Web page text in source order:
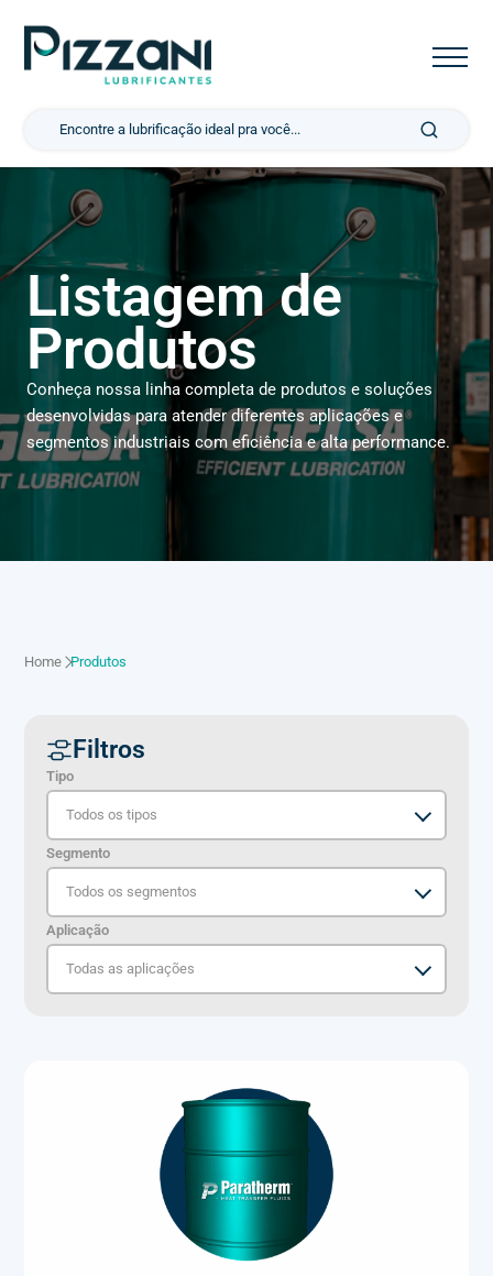
Listagem de
Produtos
Conheça nossa linha completa de produtos e soluções
desenvolvidas para atender diferentes aplicações e
segmentos industriais com eficiência e alta performance.
Home Produtos
Filtros
Tipo
Segmento
Aplicação